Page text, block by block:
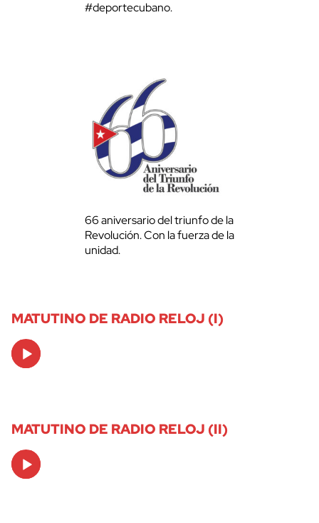
#deportecubano.
66 aniversario del triunfo de la
Revolución. Con la fuerza de la
unidad.
MATUTINO DE RADIO RELOJ (I)
Audio
Player
MATUTINO DE RADIO RELOJ (II)
Audio
Player